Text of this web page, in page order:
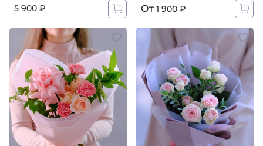
5 900 ₽ От 1 900 ₽